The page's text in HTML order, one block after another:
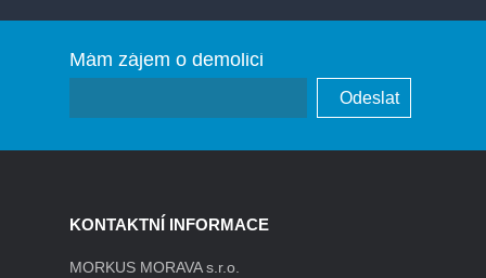
Mám zájem o demolici
KONTAKTNÍ INFORMACE
MORKUS MORAVA s.r.o.